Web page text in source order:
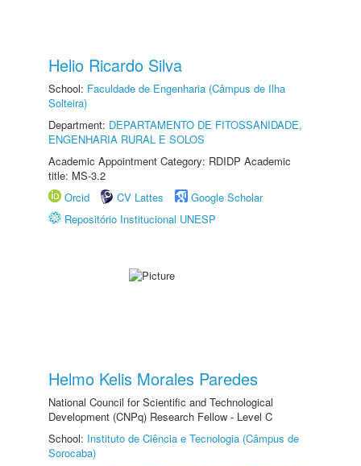
Helio Ricardo Silva
School: Faculdade de Engenharia (Câmpus de Ilha
Solteira)
Department: DEPARTAMENTO DE FITOSSANIDADE,
ENGENHARIA RURAL E SOLOS
Academic Appointment Category: RDIDP Academic
title: MS-3.2
Orcid
CV Lattes
Google Scholar
Repositório Institucional UNESP
Helmo Kelis Morales Paredes
National Council for Scientific and Technological
Development (CNPq) Research Fellow - Level C
School: Instituto de Ciência e Tecnologia (Câmpus de
Sorocaba)